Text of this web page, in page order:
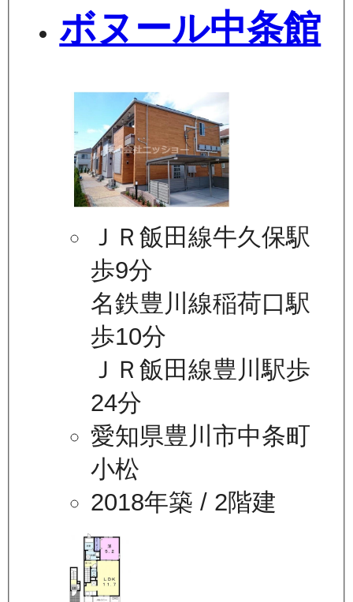
ボヌール中条館
ＪＲ飯田線牛久保駅
歩9分
名鉄豊川線稲荷口駅
歩10分
ＪＲ飯田線豊川駅歩
24分
愛知県豊川市中条町
小松
2018年築 / 2階建